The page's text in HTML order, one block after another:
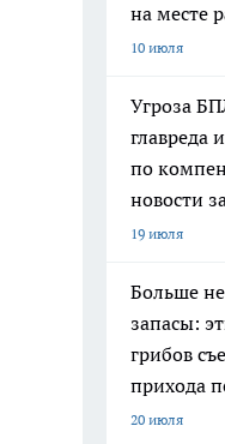
на месте
10 июля
Угроза
главреда
по
новости
19 июля
Больше
запасы:
грибов
прихода
20 июля